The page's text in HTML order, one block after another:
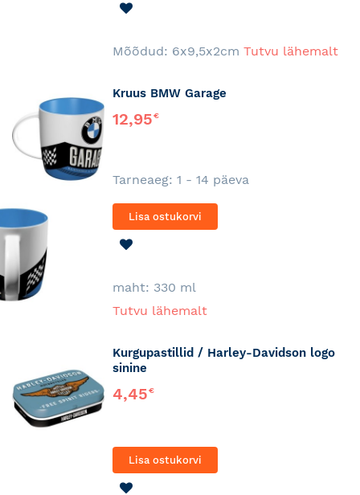
Mõõdud: 6x9,5x2cm Tutvu lähemalt
Kruus BMW Garage
12,95€
Tarneaeg: 1 - 14 päeva
Lisa ostukorvi
maht: 330 ml
Tutvu lähemalt
Kurgupastillid / Harley-Davidson logo
sinine
4,45€
Lisa ostukorvi